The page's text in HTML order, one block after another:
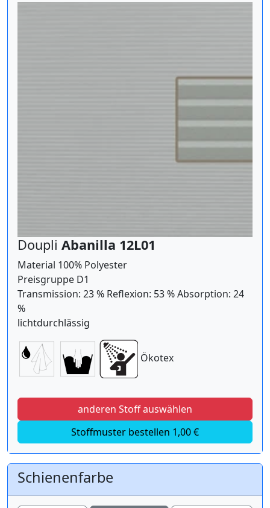
Doupli Abanilla 12L01
Material 100% Polyester
Preisgruppe D1
Transmission: 23 % Reflexion: 53 % Absorption: 24
%
lichtdurchlässig
Ökotex
anderen Stoff auswählen
Stoffmuster bestellen 1,00 €
Schienenfarbe